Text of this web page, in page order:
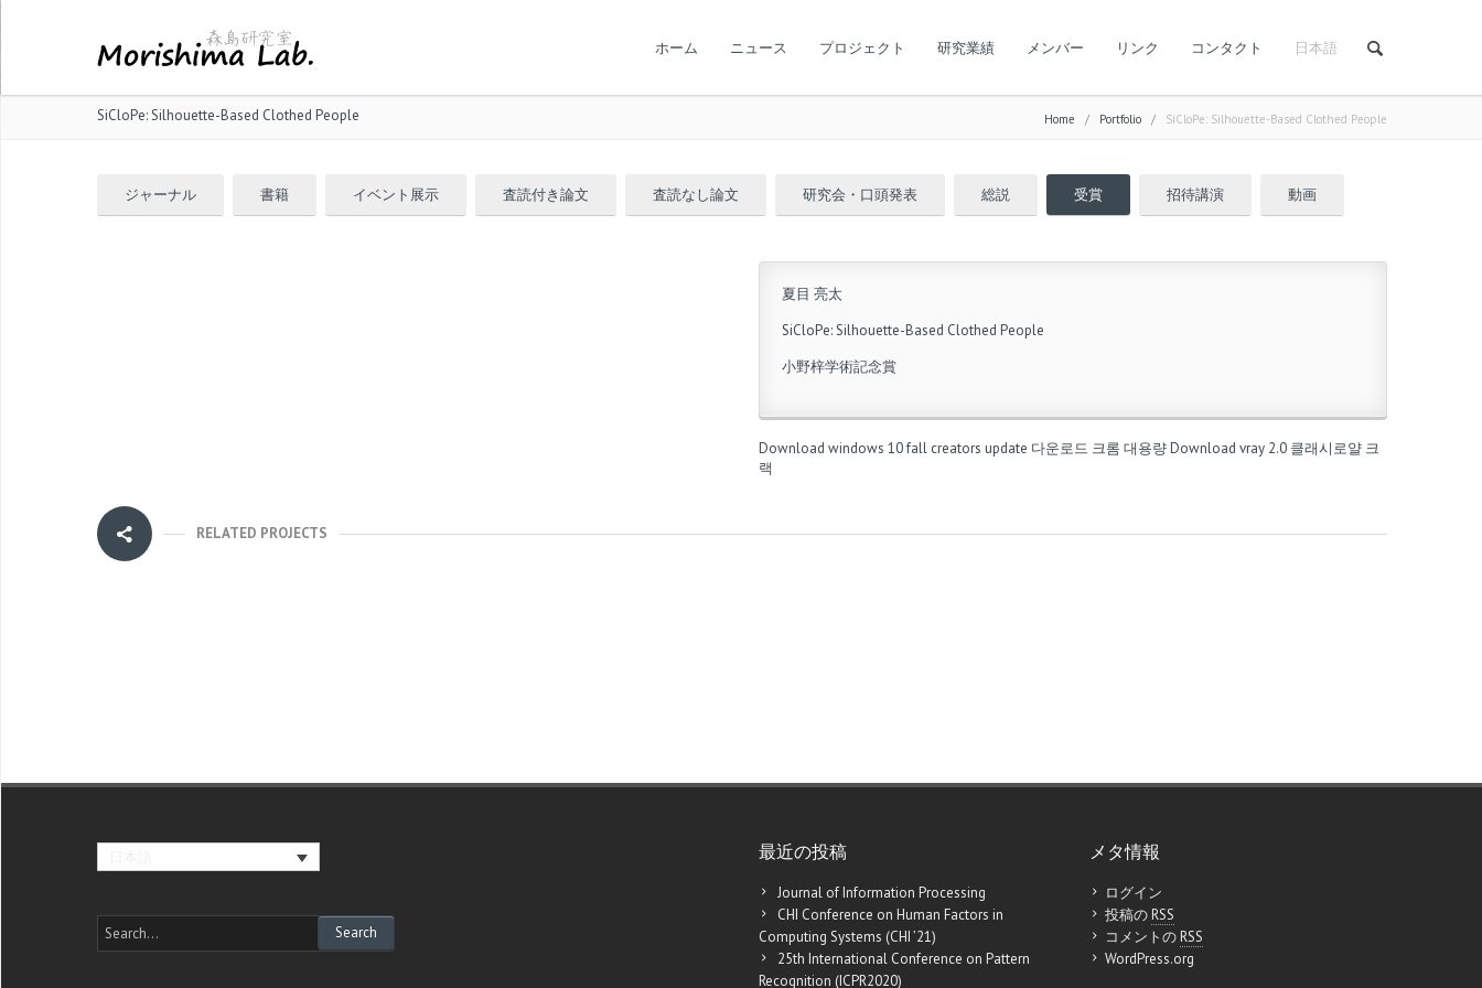
ホーム ニュース プロジェクト 研究業績 メンバー リンク コンタクト 日本語
SiCloPe: Silhouette-Based Clothed People Home / Portfolio / SiCloPe: Silhouette-Based Clothed People
ジャーナル 書籍 イベント展示 査読付き論文 査読なし論文 研究会・口頭発表 総説 受賞 招待講演 動画
夏目 亮太
SiCloPe: Silhouette-Based Clothed People
小野梓学術記念賞
Download windows 10 fall creators update 다운로드 크롬 대용량Download vray 2.0 클래시로얄 크
랙
RELATED PROJECTS
最近の投稿
Journal of Information Processing
CHI Conference on Human Factors in
Computing Systems (CHI ’21)
25th International Conference on Pattern
Recognition (ICPR2020)
メタ情報
ログイン
投稿のRSS
コメントのRSS
WordPress.org